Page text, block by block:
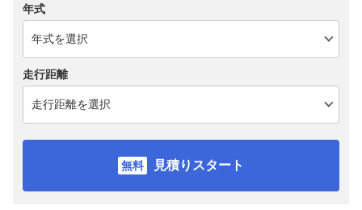
年式
走行距離
見積りスタート